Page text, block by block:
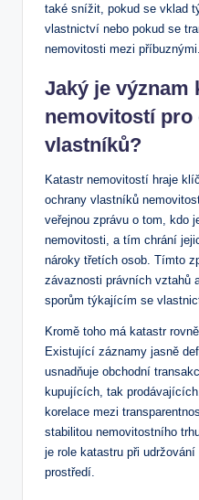
také snížit, pokud se vklad⁤
vlastnictví nebo pokud se⁣
⁢nemovitosti ​mezi příbuznými.
Jaký je ​význam
nemovitostí pro
vlastníků?
Katastr ​nemovitostí ‍hraje
ochrany vlastníků
veřejnou ​zprávu o tom, kdo⁤
⁣nemovitosti, a ‌tím chrání
nároky třetích osob. Tímto
závaznosti právních vztahů⁢
⁢sporům týkajícím‍ se
Kromě toho má katastr
Existující​ záznamy jasně
usnadňuje obchodní
kupujících,⁤ tak
korelace mezi⁤
stabilitou nemovitostního​
je role⁤ katastru při
prostředí.